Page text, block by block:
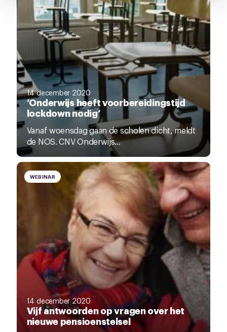
pagina.
14 december 2020
‘Onderwijs heeft voorbereidingstijd
lockdown nodig’
Vanaf woensdag gaan de scholen dicht, meldt
de NOS. CNV Onderwijs...
WEBINAR
14 december 2020
Vijf antwoorden op vragen over het
nieuwe pensioenstelsel